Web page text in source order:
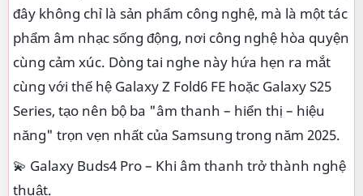
đây không chỉ là sản phẩm công nghệ, mà là một tác
phẩm âm nhạc sống động, nơi công nghệ hòa quyện
cùng cảm xúc. Dòng tai nghe này hứa hẹn ra mắt
cùng với thế hệ Galaxy Z Fold6 FE hoặc Galaxy S25
Series, tạo nên bộ ba "âm thanh – hiển thị – hiệu
năng" trọn vẹn nhất của Samsung trong năm 2025.
💫 Galaxy Buds4 Pro – Khi âm thanh trở thành nghệ
thuật.